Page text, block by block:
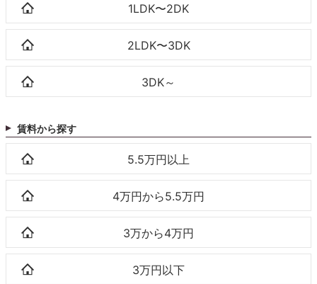
1LDK〜2DK
2LDK〜3DK
3DK～
賃料から探す
5.5万円以上
4万円から5.5万円
3万から4万円
3万円以下